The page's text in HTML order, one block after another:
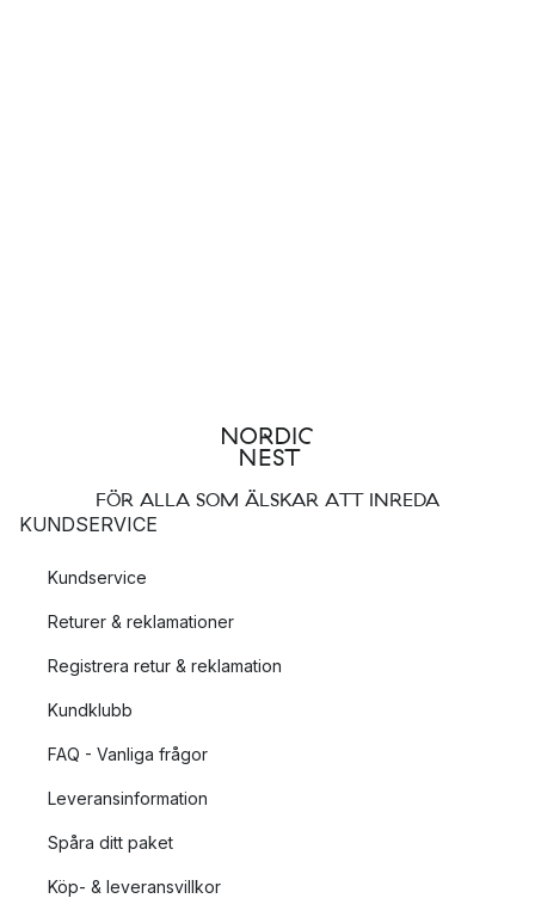
FÖR ALLA SOM ÄLSKAR ATT INREDA
KUNDSERVICE
Kundservice
Returer & reklamationer
Registrera retur & reklamation
Kundklubb
FAQ - Vanliga frågor
Leveransinformation
Spåra ditt paket
Köp- & leveransvillkor